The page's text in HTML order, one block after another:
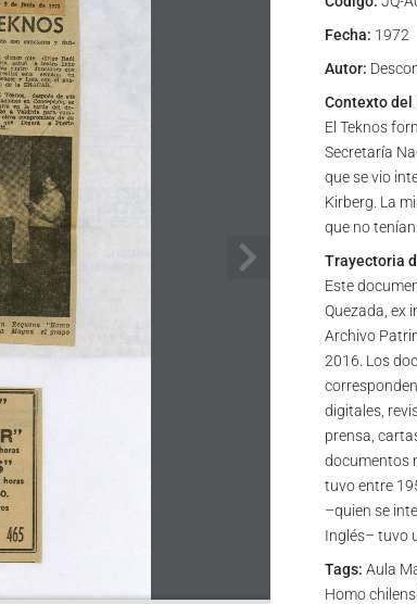
Fecha: 1972
Autor:
Contexto del
El Teknos
Secretaría
que se vio
Kirberg. La
que no
Trayectoria
Este
Quezada, ex
Archivo
2016. Los
digitales,
prensa,
documentos
tuvo entre
–quien se
Inglés– tuvo
Tags: Aula
Homo